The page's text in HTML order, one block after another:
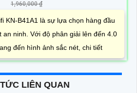
1,960,000 ₫
KN-B41A1 là sự lựa chọn hàng đầu
an ninh. Với độ phân giải lên đến 4.0
đến hình ảnh sắc nét, chi tiết
LIÊN QUAN